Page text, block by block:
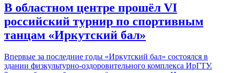
В областном центре прошёл VI
российский турнир по спортивным
танцам «Иркутский бал»
Впервые за последние годы «Иркутский бал» состоялся в
здании физкультурно-оздоровительного комплекса ИрГТУ.